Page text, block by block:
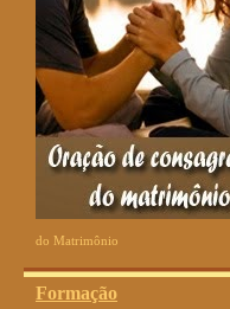
do Matrimônio
Formação